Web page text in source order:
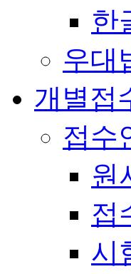
한
우대
개별접
접수
원
접
시